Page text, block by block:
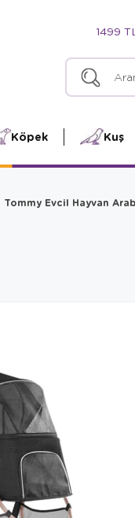
1499
Köpek Kuş
Tommy Evcil Hayvan